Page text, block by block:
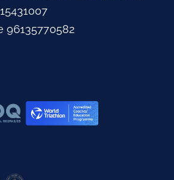
96135770582